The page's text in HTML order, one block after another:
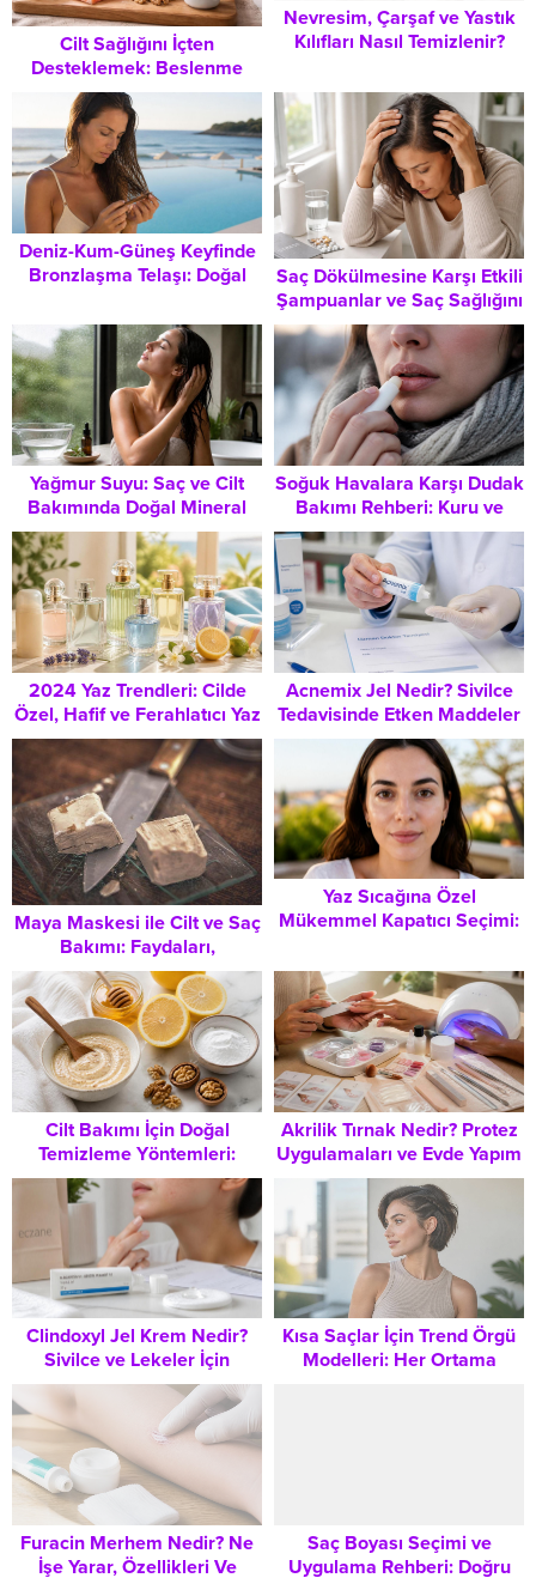
Cilt Sağlığını İçten
Desteklemek: Beslenme
Yoluyla Işıltılı Bir Cilde
Ulaşmanın Sırları
Nevresim, Çarşaf ve Yastık
Kılıfları Nasıl Temizlenir?
Rehber
Deniz-Kum-Güneş Keyfinde
Bronzlaşma Telaşı: Doğal
Mümkün
Saç Dökülmesine Karşı Etkili
Şampuanlar ve Saç Sağlığını
Kapsamlı Rehberi
Yağmur Suyu: Saç ve Cilt
Bakımında Doğal Mineral
Gücü
Soğuk Havalara Karşı Dudak
Bakımı Rehberi: Kuru ve
Çatlamış Dudaklar İçin En İyi
Nemlendiriciler
2024 Yaz Trendleri: Cilde
Özel, Hafif ve Ferahlatıcı Yaz
Parfümleri Rehberi
Acnemix Jel Nedir? Sivilce
Tedavisinde Etken Maddeler
ve Kullanım Kuralları
Maya Maskesi ile Cilt ve Saç
Bakımı: Faydaları,
Hazırlanışı ve Doğru
Uygulama Adımları
Yaz Sıcağına Özel
Mükemmel Kapatıcı Seçimi:
Görünüm Rehberi
Cilt Bakımı İçin Doğal
Temizleme Yöntemleri:
Cildinizi Yenileme Rehberi
Akrilik Tırnak Nedir? Protez
Uygulamaları ve Evde Yapım
Adımları
Clindoxyl Jel Krem Nedir?
Sivilce ve Lekeler İçin
Kullanım Şekli ve Dikkat
Edilmesi Gerekenler
Kısa Saçlar İçin Trend Örgü
Modelleri: Her Ortama
Furacin Merhem Nedir? Ne
İşe Yarar, Özellikleri Ve
Saç Boyası Seçimi ve
Uygulama Rehberi: Doğru